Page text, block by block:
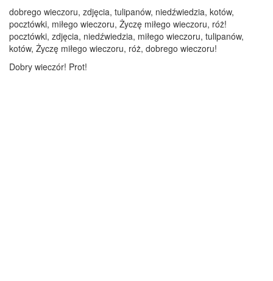
dobrego wieczoru, zdjęcia, tulipanów, niedźwiedzia, kotów,
pocztówki, miłego wieczoru, Życzę miłego wieczoru, róż!
pocztówki, zdjęcia, niedźwiedzia, miłego wieczoru, tulipanów,
kotów, Życzę miłego wieczoru, róż, dobrego wieczoru!
Dobry wieczór! Prot!